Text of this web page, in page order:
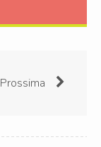
Prossima